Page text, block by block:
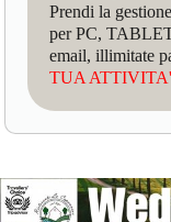
Prendi la
per PC,
email, illimitate
TUA